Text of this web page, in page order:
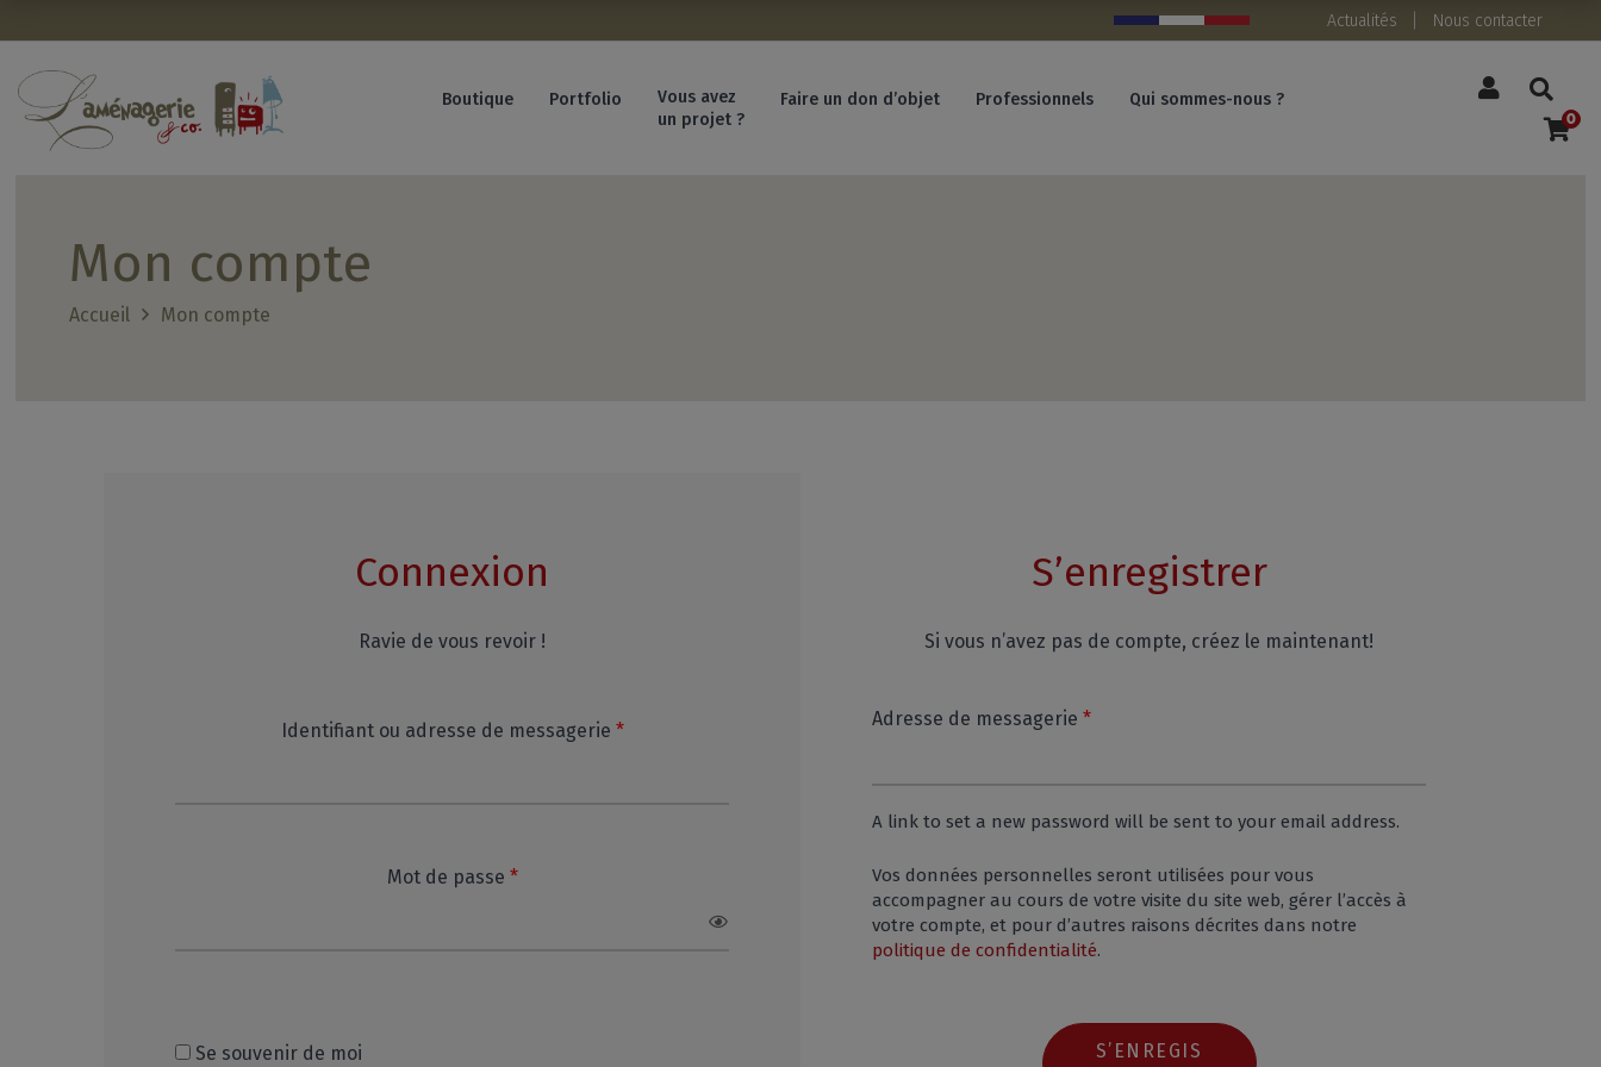
Actualités Nous contacter
Boutique Portfolio
Vous avez
un projet ?
Faire un don d’objet Professionnels Qui sommes-nous ?
0
Mon compte
Accueil Mon compte
Connexion
Ravie de vous revoir !
Identifiant ou adresse de messagerie *Required
Mot de passe *Required
Se souvenir de moi
S’enregistrer
Si vous n’avez pas de compte, créez le maintenant!
Adresse de messagerie *Required
A link to set a new password will be sent to your email address.
Vos données personnelles seront utilisées pour vous
accompagner au cours de votre visite du site web, gérer l’accès à
votre compte, et pour d’autres raisons décrites dans notre
politique de confidentialité.
S’ENREGIS